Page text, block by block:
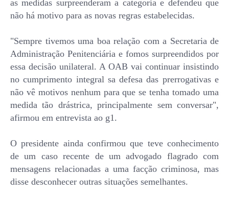
as medidas surpreenderam a categoria e defendeu que
não há motivo para as novas regras estabelecidas.
"Sempre tivemos uma boa relação com a Secretaria de
Administração Penitenciária e fomos surpreendidos por
essa decisão unilateral. A OAB vai continuar insistindo
no cumprimento integral sa defesa das prerrogativas e
não vê motivos nenhum para que se tenha tomado uma
medida tão drástrica, principalmente sem conversar",
afirmou em entrevista ao g1.
O presidente ainda confirmou que teve conhecimento
de um caso recente de um advogado flagrado com
mensagens relacionadas a uma facção criminosa, mas
disse desconhecer outras situações semelhantes.